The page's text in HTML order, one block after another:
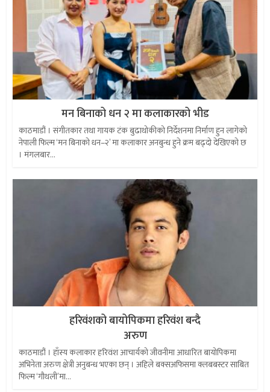
मन बिनाको धन २ मा कलाकारको भीड
काठमाडौं । संगीतकार तथा गायक टंक बुढाथोकीको निर्देशनमा निर्माण हुन लागेको
नेपाली फिल्म ‘मन बिनाको धन–२’ मा कलाकार अनबुन्ध हुने क्रम बढ्दो देखिएको छ
। मंगलबार...
हरिवंशको बायोपिकमा हरिवंश बन्दै
अरुण
काठमाडौं । हाँस्य कलाकार हरिवंश आचार्यको जीवनीमा आधारित बायोपिकमा
अभिनेता अरुण क्षेत्री अनुबन्ध भएका छन् । अहिले बक्सअफिसमा क्लबबस्टर साबित
फिल्म ‘गौथली’मा...